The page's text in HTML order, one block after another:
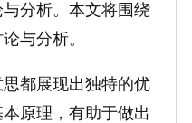
分析。本文将围绕
与分析。
都展现出独特的优
原理，有助于做出